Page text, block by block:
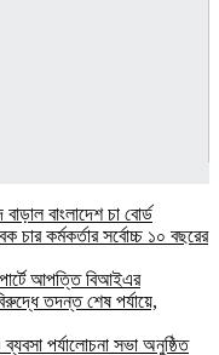
বাংলাদেশ চা বোর্ড
চার কর্মকর্তার সর্বোচ্চ ১০ বছরের
আপত্তি বিআইএর
তদন্ত শেষ পর্যায়ে,
পর্যালোচনা সভা অনুষ্ঠিত